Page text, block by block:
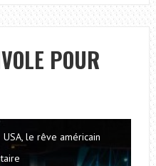
UN
PEU
DE
HAUTEUR
YORK
POUR
USA, le rêve américain